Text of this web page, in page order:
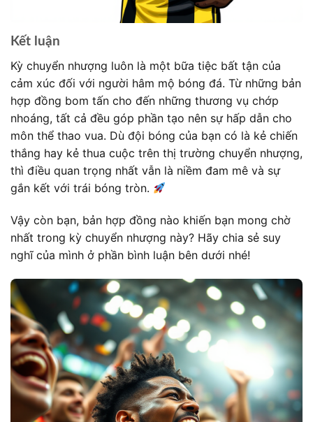
Kết luận
Kỳ chuyển nhượng luôn là một bữa tiệc bất tận của
cảm xúc đối với người hâm mộ bóng đá. Từ những bản
hợp đồng bom tấn cho đến những thương vụ chớp
nhoáng, tất cả đều góp phần tạo nên sự hấp dẫn cho
môn thể thao vua. Dù đội bóng của bạn có là kẻ chiến
thắng hay kẻ thua cuộc trên thị trường chuyển nhượng,
thì điều quan trọng nhất vẫn là niềm đam mê và sự
gắn kết với trái bóng tròn.
Vậy còn bạn, bản hợp đồng nào khiến bạn mong chờ
nhất trong kỳ chuyển nhượng này? Hãy chia sẻ suy
nghĩ của mình ở phần bình luận bên dưới nhé!